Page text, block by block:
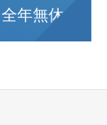
年無休